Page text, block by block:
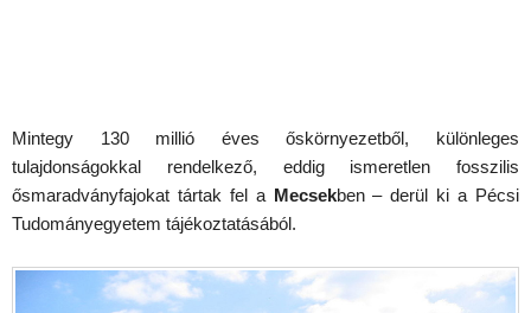
Mintegy 130 millió éves őskörnyezetből, különleges
tulajdonságokkal rendelkező, eddig ismeretlen fosszilis
ősmaradványfajokat tártak fel a Mecsekben – derül ki a Pécsi
Tudományegyetem tájékoztatásából.